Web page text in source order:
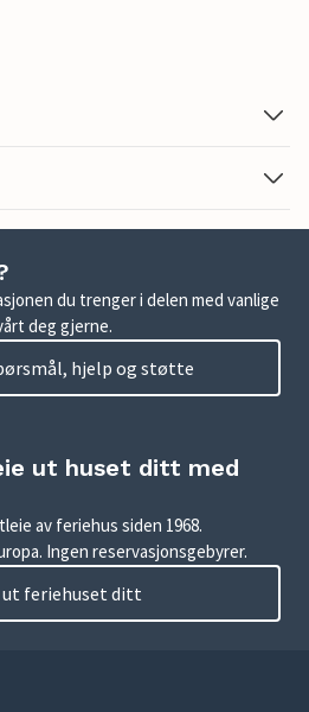
du trenger i delen med vanlige
deg gjerne.
hjelp og støtte
ut huset ditt med
av feriehus siden 1968.
Ingen reservasjonsgebyrer.
ut feriehuset ditt